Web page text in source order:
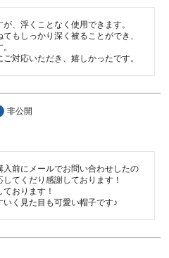
、浮くことなく使用できます。
もしっかり深く被ることができ、
対応いただき、嬉しかったです。
非公開
前にメールでお問い合わせしたの
てくだり感謝しております！
おります！
く見た目も可愛い帽子です♪